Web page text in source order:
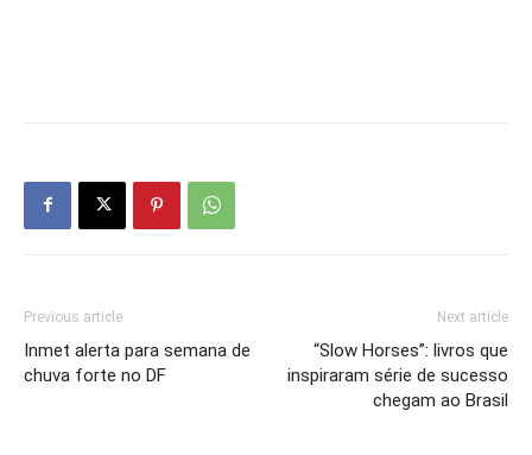
Previous article
Inmet alerta para semana de
chuva forte no DF
Next article
“Slow Horses”: livros que
inspiraram série de sucesso
chegam ao Brasil